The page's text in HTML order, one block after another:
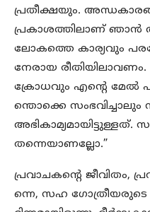
പ്രതീക്ഷയും.
പ്രകാശത്തിലാണ്
ലോകത്തെ കാര്യവും
നേരായ
ക്രോധവും എന്‍റെ മേല്‍
ന്തൊക്കെ
തന്നെയാണല്ലോ.”
പ്രവാചകന്‍റെ ജീവിതം,
ന്നെ, സഹ ഗോത്രീയരുടെ